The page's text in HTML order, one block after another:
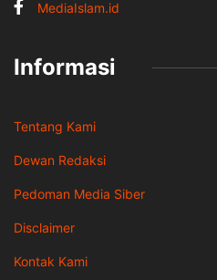
MediaIslam.id
Informasi
Tentang Kami
Dewan Redaksi
Pedoman Media Siber
Disclaimer
Kontak Kami